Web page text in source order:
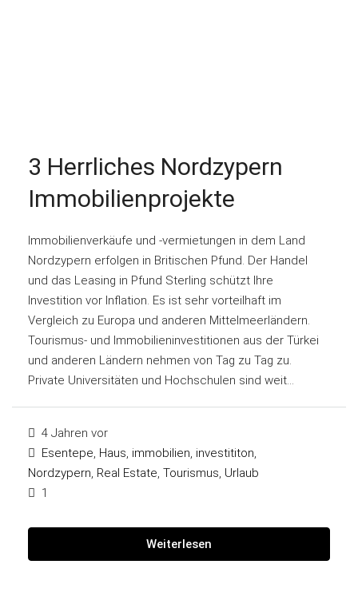
3 Herrliches Nordzypern
Immobilienprojekte
Immobilienverkäufe und -vermietungen in dem Land
Nordzypern erfolgen in Britischen Pfund. Der Handel
und das Leasing in Pfund Sterling schützt Ihre
Investition vor Inflation. Es ist sehr vorteilhaft im
Vergleich zu Europa und anderen Mittelmeerländern.
Tourismus- und Immobilieninvestitionen aus der Türkei
und anderen Ländern nehmen von Tag zu Tag zu.
Private Universitäten und Hochschulen sind weit...
4 Jahren vor
Esentepe, Haus, immobilien, investititon,
Nordzypern, Real Estate, Tourismus, Urlaub
1
Weiterlesen